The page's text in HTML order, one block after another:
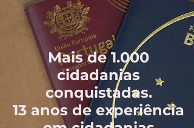
Mais de 1.000
cidadanias
conquistadas.
13 anos de experiência